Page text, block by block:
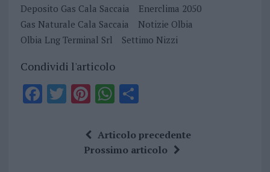
Deposito Gas Cala Saccaia
Enerclima 2050
Gas Naturale Cala Saccaia
Notizie Olbia
Olbia Lng Terminal Srl
Settimo Nizzi
Condividi l'articolo
F T Pi
te
re
W
at
s
S
a
re
Articolo precedente
Prossimo articolo